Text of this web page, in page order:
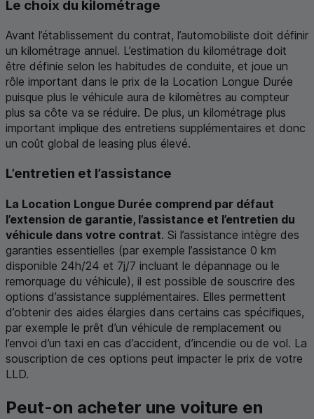
Le choix du kilométrage
Avant l’établissement du contrat, l’automobiliste doit définir
un kilométrage annuel. L’estimation du kilométrage doit
être définie selon les habitudes de conduite, et joue un
rôle important dans le prix de la Location Longue Durée
puisque plus le véhicule aura de kilomètres au compteur
plus sa côte va se réduire. De plus, un kilométrage plus
important implique des entretiens supplémentaires et donc
un coût global de leasing plus élevé.
L’entretien et l’assistance
La Location Longue Durée comprend par défaut
l’extension de garantie, l’assistance et l’entretien du
véhicule dans votre contrat. Si l’assistance intègre des
garanties essentielles (par exemple l’assistance 0 km
disponible 24h/24 et 7j/7 incluant le dépannage ou le
remorquage du véhicule), il est possible de souscrire des
options d’assistance supplémentaires. Elles permettent
d’obtenir des aides élargies dans certains cas spécifiques,
par exemple le prêt d’un véhicule de remplacement ou
l’envoi d’un taxi en cas d’accident, d’incendie ou de vol. La
souscription de ces options peut impacter le prix de votre
LLD.
Peut-on acheter une voiture en